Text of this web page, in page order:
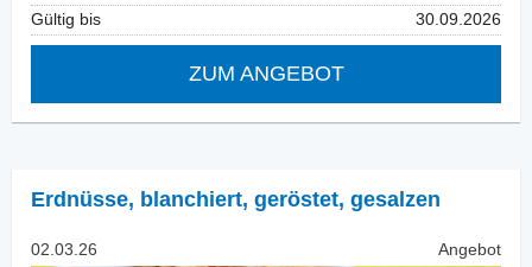
Gültig bis
30.09.2026
ZUM ANGEBOT
Erdnüsse, blanchiert, geröstet, gesalzen
02.03.26 Angebot